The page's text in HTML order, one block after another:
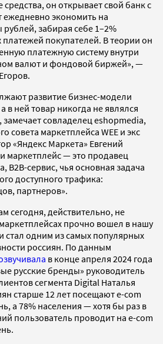
он открывает свой банк с
ежедневно экономить на
забирая себе 1–2%
покупателей. В теории он
платежную систему внутри
валют и фондовой биржей», —
развитие бизнес-модели
ней товар никогда не являлся
совладелец eshopmedia,
совета маркетплейса WEE и экс
«Яндекс Маркета» Евгений
маркетплейс — это продавец
B2B-сервис, чья основная задача
доступного трафика:
партнеров».
сегодня, действительно, не
прочно вошел в нашу
стал одним из самых популярных
россиян. По данным
в конце апреля 2024 года
русские бренды» руководитель
сегмента Digital Наталья
старше 12 лет посещают e-com
а 78% населения — хотя бы раз в
пользователь проводит на e-com